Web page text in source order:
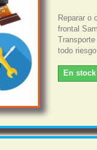
Reparar o
frontal
todo
En stock